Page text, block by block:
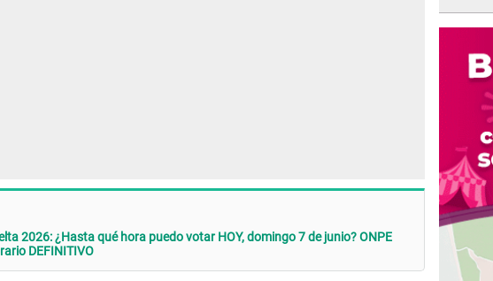
2026: ¿Hasta qué hora puedo votar HOY, domingo 7 de junio? ONPE
DEFINITIVO